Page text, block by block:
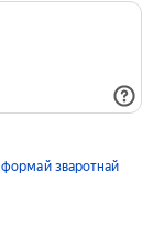
формай зваротнай